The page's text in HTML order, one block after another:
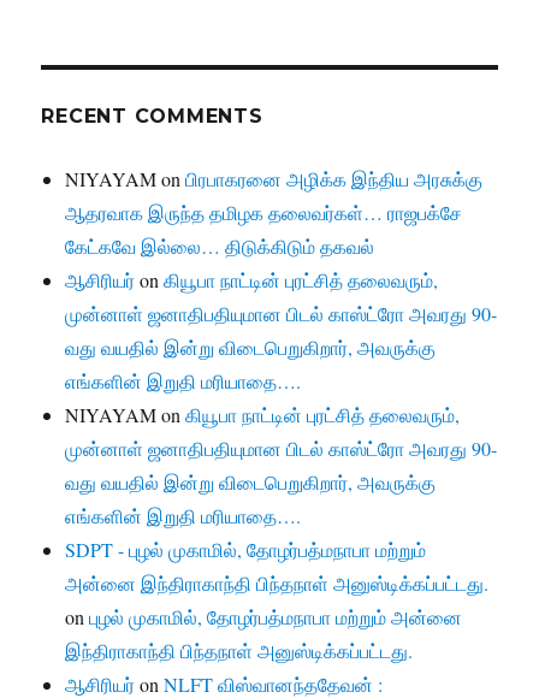
RECENT COMMENTS
NIYAYAMonபிரபாகரனை அழிக்க இந்திய அரசுக்கு
ஆதரவாக இருந்த தமிழக தலைவர்கள்… ராஜபக்சே
கேட்கவே இல்லை… திடுக்கிடும் தகவல்
ஆசிரியர்onகியூபா நாட்டின் புரட்சித் தலைவரும்,
முன்னாள் ஜனாதிபதியுமான பிடல் காஸ்ட்ரோ அவரது 90-
வது வயதில் இன்று விடைபெறுகிறார், அவருக்கு
எங்களின் இறுதி மரியாதை….
NIYAYAMonகியூபா நாட்டின் புரட்சித் தலைவரும்,
முன்னாள் ஜனாதிபதியுமான பிடல் காஸ்ட்ரோ அவரது 90-
வது வயதில் இன்று விடைபெறுகிறார், அவருக்கு
எங்களின் இறுதி மரியாதை….
SDPT - புழல் முகாமில், தோழர்பத்மநாபா மற்றும்
அன்னை இந்திராகாந்தி பிந்தநாள் அனுஸ்டிக்கப்பட்டது.
onபுழல் முகாமில், தோழர்பத்மநாபா மற்றும் அன்னை
இந்திராகாந்தி பிந்தநாள் அனுஸ்டிக்கப்பட்டது.
ஆசிரியர்onNLFT விஸ்வானந்ததேவன் :